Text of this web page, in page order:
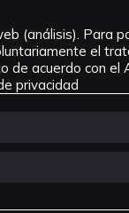
(análisis). Para
el
de acuerdo con el
privacidad